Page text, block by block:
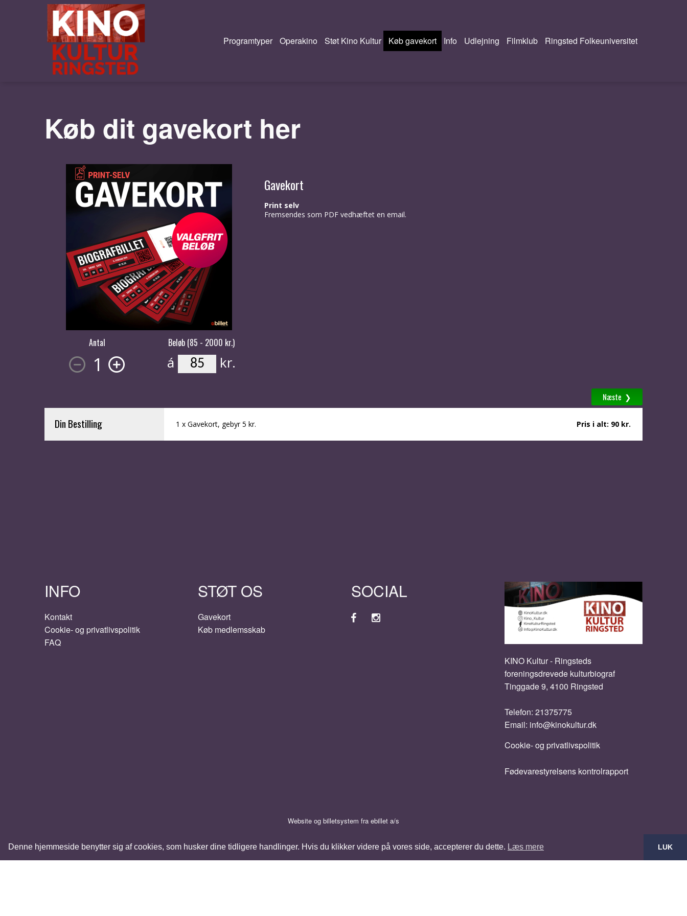
Denne hjemmeside benytter sig af cookies, som husker dine tidligere handlinger. Hvis du klikker videre på vores side, accepterer du dette. Læs mere LUK
Programtyper Operakino Støt Kino Kultur Køb gavekort Info Udlejning Filmklub Ringsted Folkeuniversitet
Køb dit gavekort her
INFO
Kontakt
Cookie- og privatlivspolitik
FAQ
STØT OS
Gavekort
Køb medlemsskab
SOCIAL
KINO Kultur - Ringsteds
foreningsdrevede kulturbiograf
Tinggade 9, 4100 Ringsted
Telefon: 21375775
Email: info@kinokultur.dk
Cookie- og privatlivspolitik
Fødevarestyrelsens kontrolrapport
Website og billetsystem fra ebillet a/s